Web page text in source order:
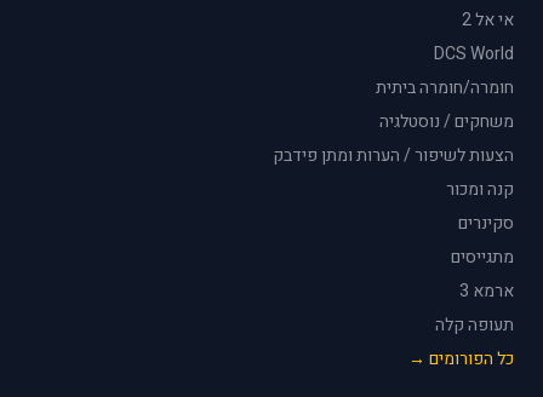
אי אל 2
DCS World
חומרה/חומרה ביתית
משחקים / נוסטלגיה
הצעות לשיפור / הערות ומתן פידבק
קנה ומכור
סקינרים
מתגייסים
ארמא 3
תעופה קלה
כל הפורומים →